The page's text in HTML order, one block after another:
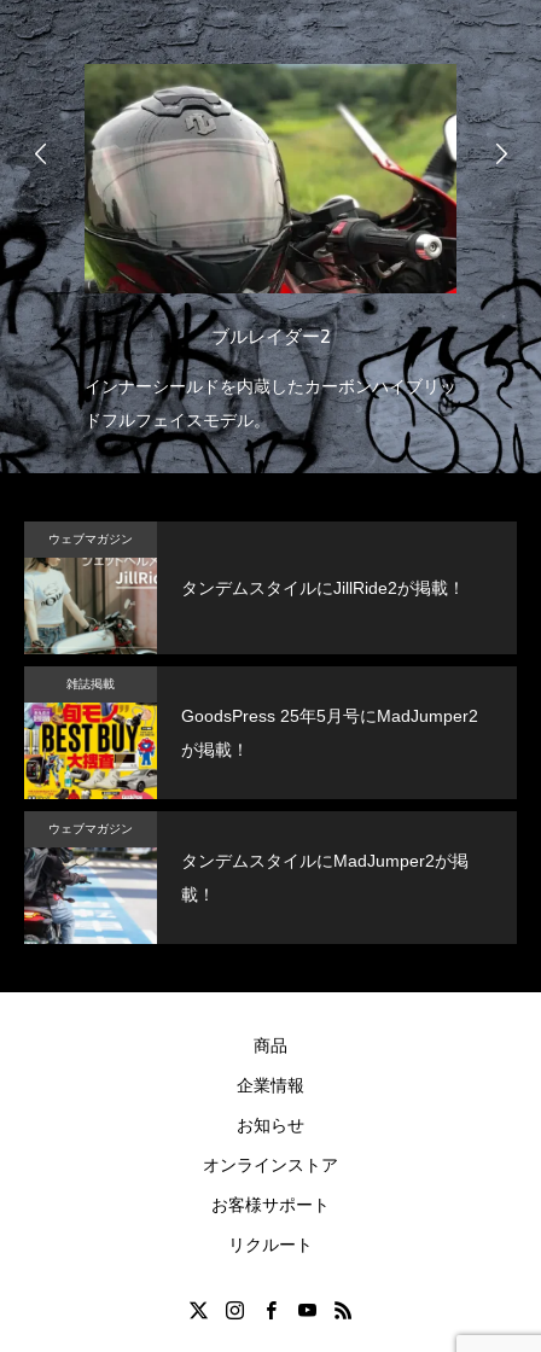
ブルレイダー2
インナーシールドを内蔵したカーボンハイブリッ
ドフルフェイスモデル。
ウェブマガジン
タンデムスタイルにJillRide2が掲載！
雑誌掲載
GoodsPress 25年5月号にMadJumper2
が掲載！
ウェブマガジン
タンデムスタイルにMadJumper2が掲
載！
商品
企業情報
お知らせ
オンラインストア
お客様サポート
リクルート